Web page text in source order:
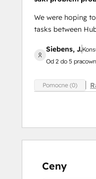
We were hoping
tasks between
Siebens, J.
Od 2 do 5
Pomocne (0)
Ceny